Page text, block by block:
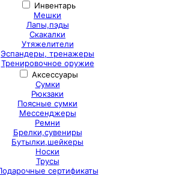
Инвентарь
Мешки
Лапы,пэды
Скакалки
Утяжелители
Эспандеры, тренажеры
Тренировочное оружие
Аксессуары
Сумки
Рюкзаки
Поясные сумки
Мессенджеры
Ремни
Брелки,сувениры
Бутылки,шейкеры
Носки
Трусы
сертификаты